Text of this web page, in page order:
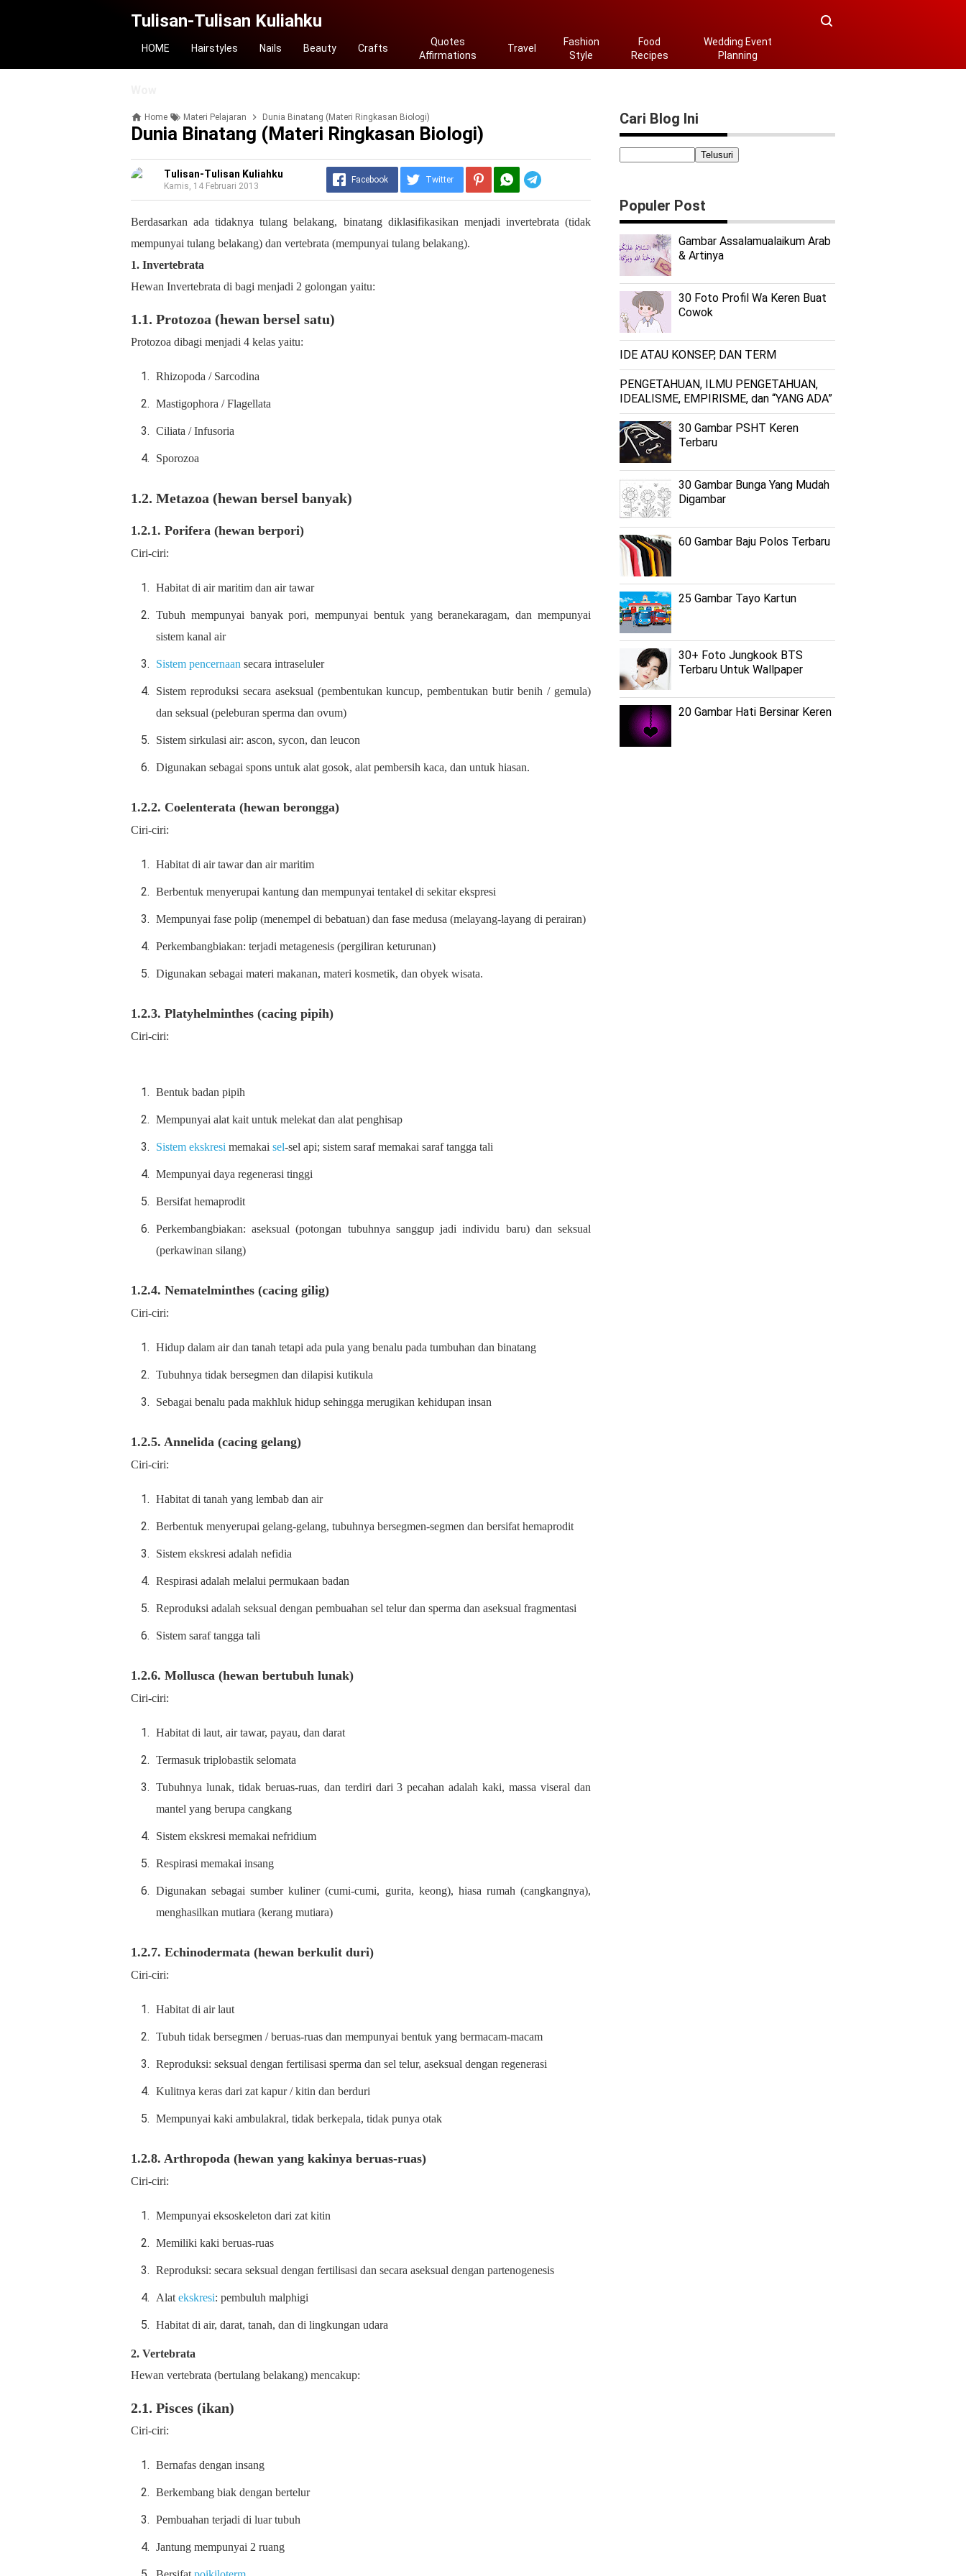
Tulisan-Tulisan Kuliahku
HOME Hairstyles Nails Beauty Crafts
Quotes
Affirmations
Travel
Fashion
Style
Food
Recipes
Wedding Event
Planning
Home Materi Pelajaran Dunia Binatang (Materi Ringkasan Biologi)
Dunia Binatang (Materi Ringkasan Biologi)
Tulisan-Tulisan Kuliahku
Kamis, 14 Februari 2013
Facebook Twitter
Berdasarkan ada tidaknya tulang belakang, binatang diklasifikasikan menjadi invertebrata (tidak
mempunyai tulang belakang) dan vertebrata (mempunyai tulang belakang).
1. Invertebrata
Hewan Invertebrata di bagi menjadi 2 golongan yaitu:
1.1. Protozoa (hewan bersel satu)
Protozoa dibagi menjadi 4 kelas yaitu:
Rhizopoda / Sarcodina
Mastigophora / Flagellata
Ciliata / Infusoria
Sporozoa
1.2. Metazoa (hewan bersel banyak)
1.2.1. Porifera (hewan berpori)
Ciri-ciri:
Habitat di air maritim dan air tawar
Tubuh mempunyai banyak pori, mempunyai bentuk yang beranekaragam, dan mempunyai
sistem kanal air
Sistem pencernaan secara intraseluler
Sistem reproduksi secara aseksual (pembentukan kuncup, pembentukan butir benih / gemula)
dan seksual (peleburan sperma dan ovum)
Sistem sirkulasi air: ascon, sycon, dan leucon
Digunakan sebagai spons untuk alat gosok, alat pembersih kaca, dan untuk hiasan.
1.2.2. Coelenterata (hewan berongga)
Ciri-ciri:
Habitat di air tawar dan air maritim
Berbentuk menyerupai kantung dan mempunyai tentakel di sekitar ekspresi
Mempunyai fase polip (menempel di bebatuan) dan fase medusa (melayang-layang di perairan)
Perkembangbiakan: terjadi metagenesis (pergiliran keturunan)
Digunakan sebagai materi makanan, materi kosmetik, dan obyek wisata.
1.2.3. Platyhelminthes (cacing pipih)
Ciri-ciri:
Bentuk badan pipih
Mempunyai alat kait untuk melekat dan alat penghisap
Sistem ekskresi memakai sel-sel api; sistem saraf memakai saraf tangga tali
Mempunyai daya regenerasi tinggi
Bersifat hemaprodit
Perkembangbiakan: aseksual (potongan tubuhnya sanggup jadi individu baru) dan seksual
(perkawinan silang)
1.2.4. Nematelminthes (cacing gilig)
Ciri-ciri:
Hidup dalam air dan tanah tetapi ada pula yang benalu pada tumbuhan dan binatang
Tubuhnya tidak bersegmen dan dilapisi kutikula
Sebagai benalu pada makhluk hidup sehingga merugikan kehidupan insan
1.2.5. Annelida (cacing gelang)
Ciri-ciri:
Habitat di tanah yang lembab dan air
Berbentuk menyerupai gelang-gelang, tubuhnya bersegmen-segmen dan bersifat hemaprodit
Sistem ekskresi adalah nefidia
Respirasi adalah melalui permukaan badan
Reproduksi adalah seksual dengan pembuahan sel telur dan sperma dan aseksual fragmentasi
Sistem saraf tangga tali
1.2.6. Mollusca (hewan bertubuh lunak)
Ciri-ciri:
Habitat di laut, air tawar, payau, dan darat
Termasuk triplobastik selomata
Tubuhnya lunak, tidak beruas-ruas, dan terdiri dari 3 pecahan adalah kaki, massa viseral dan
mantel yang berupa cangkang
Sistem ekskresi memakai nefridium
Respirasi memakai insang
Digunakan sebagai sumber kuliner (cumi-cumi, gurita, keong), hiasa rumah (cangkangnya),
menghasilkan mutiara (kerang mutiara)
1.2.7. Echinodermata (hewan berkulit duri)
Ciri-ciri:
Habitat di air laut
Tubuh tidak bersegmen / beruas-ruas dan mempunyai bentuk yang bermacam-macam
Reproduksi: seksual dengan fertilisasi sperma dan sel telur, aseksual dengan regenerasi
Kulitnya keras dari zat kapur / kitin dan berduri
Mempunyai kaki ambulakral, tidak berkepala, tidak punya otak
1.2.8. Arthropoda (hewan yang kakinya beruas-ruas)
Ciri-ciri:
Mempunyai eksoskeleton dari zat kitin
Memiliki kaki beruas-ruas
Reproduksi: secara seksual dengan fertilisasi dan secara aseksual dengan partenogenesis
Alat ekskresi: pembuluh malphigi
Habitat di air, darat, tanah, dan di lingkungan udara
2. Vertebrata
Hewan vertebrata (bertulang belakang) mencakup:
2.1. Pisces (ikan)
Ciri-ciri:
Bernafas dengan insang
Berkembang biak dengan bertelur
Pembuahan terjadi di luar tubuh
Jantung mempunyai 2 ruang
Cari Blog Ini
Populer Post
Gambar Assalamualaikum Arab
& Artinya
30 Foto Profil Wa Keren Buat
Cowok
IDE ATAU KONSEP, DAN TERM
PENGETAHUAN, ILMU PENGETAHUAN,
IDEALISME, EMPIRISME, dan “YANG ADA”
30 Gambar PSHT Keren
Terbaru
30 Gambar Bunga Yang Mudah
Digambar
60 Gambar Baju Polos Terbaru
25 Gambar Tayo Kartun
30+ Foto Jungkook BTS
Terbaru Untuk Wallpaper
20 Gambar Hati Bersinar Keren